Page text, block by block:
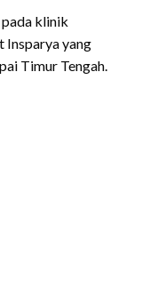
klinik
Insparya yang
Timur Tengah.